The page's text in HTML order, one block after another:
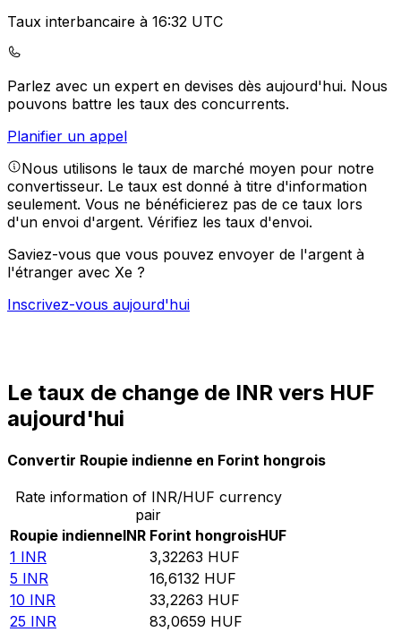
Taux interbancaire à 16:32 UTC
Parlez avec un expert en devises dès aujourd'hui. Nous
pouvons battre les taux des concurrents.
Planifier un appel
Nous utilisons le taux de marché moyen pour notre
convertisseur. Le taux est donné à titre d'information
seulement. Vous ne bénéficierez pas de ce taux lors
d'un envoi d'argent. Vérifiez les taux d'envoi.
Saviez-vous que vous pouvez envoyer de l'argent à
l'étranger avec Xe ?
Inscrivez-vous aujourd'hui
Le taux de change de INR vers HUF
aujourd'hui
Convertir Roupie indienne en Forint hongrois
Rate information of INR/HUF currency
pair
Roupie indienneINR Forint hongroisHUF
1 INR 3,32263 HUF
5 INR 16,6132 HUF
10 INR 33,2263 HUF
25 INR 83,0659 HUF